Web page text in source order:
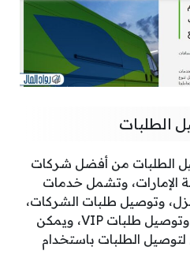
الطلبات
الطلبات من أفضل شركات
الإمارات، وتشمل خدمات
وتوصيل طلبات الشركات،
وتوصيل الطلبات الخاصة، وتوصيل طلبات VIP، ويمكن
الطلبات باستخدام